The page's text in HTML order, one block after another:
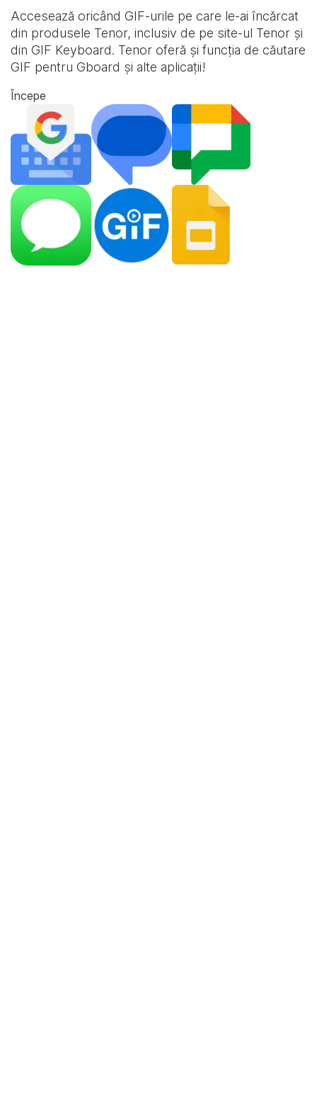
Accesează oricând GIF-urile pe care le-ai încărcat
din produsele Tenor, inclusiv de pe site-ul Tenor și
din GIF Keyboard. Tenor oferă și funcția de căutare
GIF pentru Gboard și alte aplicații!
Începe